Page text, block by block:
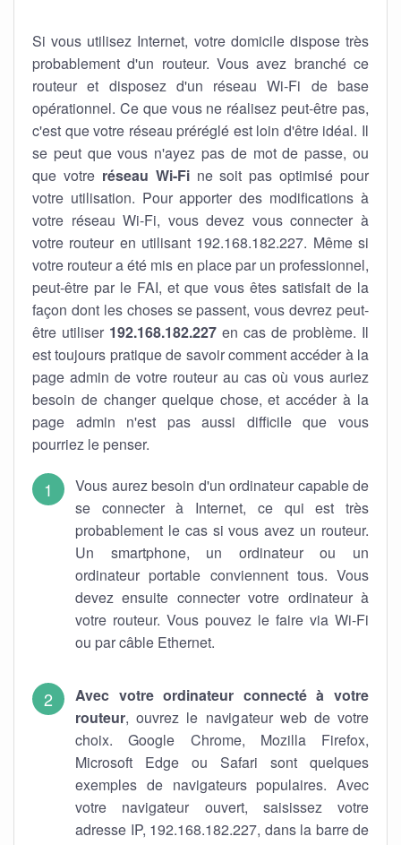
Si vous utilisez Internet, votre domicile dispose très
probablement d'un routeur. Vous avez branché ce
routeur et disposez d'un réseau Wi-Fi de base
opérationnel. Ce que vous ne réalisez peut-être pas,
c'est que votre réseau préréglé est loin d'être idéal. Il
se peut que vous n'ayez pas de mot de passe, ou
que votre réseau Wi-Fine soit pas optimisé pour
votre utilisation. Pour apporter des modifications à
votre réseau Wi-Fi, vous devez vous connecter à
votre routeur en utilisant 192.168.182.227. Même si
votre routeur a été mis en place par un professionnel,
peut-être par le FAI, et que vous êtes satisfait de la
façon dont les choses se passent, vous devrez peut-
être utiliser 192.168.182.227 en cas de problème. Il
est toujours pratique de savoir comment accéder à la
page admin de votre routeur au cas où vous auriez
besoin de changer quelque chose, et accéder à la
page admin n'est pas aussi difficile que vous
pourriez le penser.
Vous aurez besoin d'un ordinateur capable de
se connecter à Internet, ce qui est très
probablement le cas si vous avez un routeur.
Un smartphone, un ordinateur ou un
ordinateur portable conviennent tous. Vous
devez ensuite connecter votre ordinateur à
votre routeur. Vous pouvez le faire via Wi-Fi
ou par câble Ethernet.
Avec votre ordinateur connecté à votre
routeur, ouvrez le navigateur web de votre
choix. Google Chrome, Mozilla Firefox,
Microsoft Edge ou Safari sont quelques
exemples de navigateurs populaires. Avec
votre navigateur ouvert, saisissez votre
adresse IP, 192.168.182.227, dans la barre de